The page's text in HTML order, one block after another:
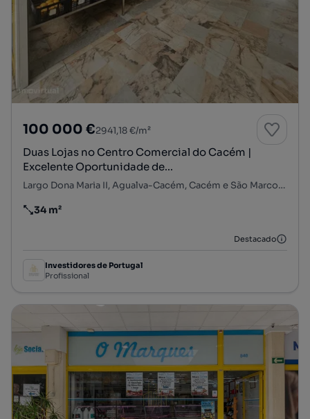
100 000 €2941,18 €/m²
Duas Lojas no Centro Comercial do Cacém |
Excelente Oportunidade de...
Largo Dona Maria II, Agualva-Cacém, Cacém e São Marcos, Sintra, Lisboa
Preço por metro quadrado
34 m²
Destacado
Investidores de Portugal
Profissional